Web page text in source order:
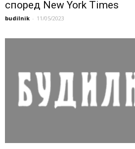
според New York Times
budilnik - 11/05/2023